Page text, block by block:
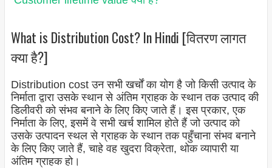
What is Distribution Cost? In Hindi [वितरण लागत
क्या है?]
Distribution cost उन सभी खर्चों का योग है जो किसी उत्पाद के
निर्माता द्वारा उसके स्थान से अंतिम ग्राहक के स्थान तक उत्पाद की
डिलीवरी को संभव बनाने के लिए किए जाते हैं। इस प्रकार, एक
निर्माता के लिए, इसमें वे सभी खर्च शामिल होते हैं जो उत्पाद को
उसके उत्पादन स्थल से ग्राहक के स्थान तक पहुँचाना संभव बनाने
के लिए किए जाते हैं, चाहे वह खुदरा विक्रेता, थोक व्यापारी या
अंतिम ग्राहक हो।